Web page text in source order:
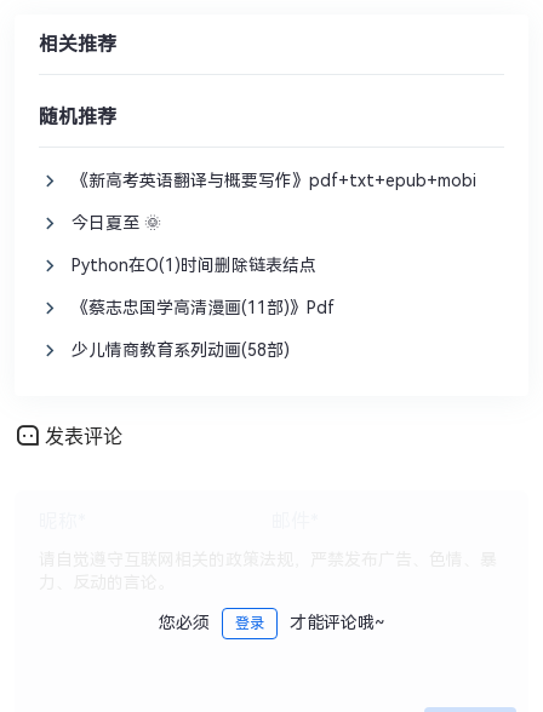
相关推荐
随机推荐
《新高考英语翻译与概要写作》pdf+txt+epub+mobi
今日夏至 🌞
Python在O(1)时间删除链表结点
《蔡志忠国学高清漫画(11部)》Pdf
少儿情商教育系列动画(58部)
发表评论
您必须 登录 才能评论哦~